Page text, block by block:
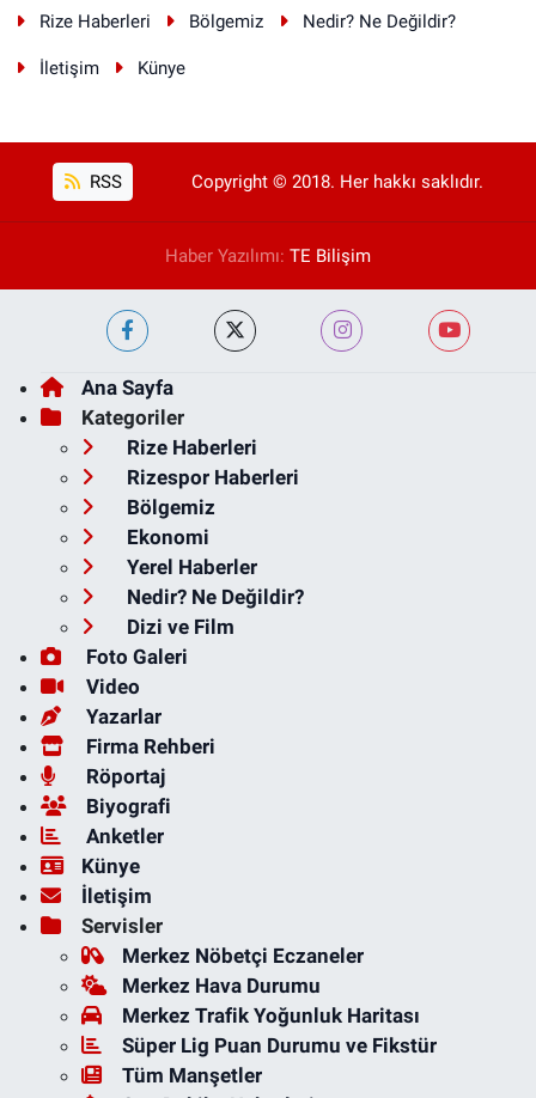
Rize Haberleri Bölgemiz Nedir? Ne Değildir?
İletişim Künye
RSS Copyright © 2018. Her hakkı saklıdır.
Haber Yazılımı: TE Bilişim
Ana Sayfa
Kategoriler
Rize Haberleri
Rizespor Haberleri
Bölgemiz
Ekonomi
Yerel Haberler
Nedir? Ne Değildir?
Dizi ve Film
Foto Galeri
Video
Yazarlar
Firma Rehberi
Röportaj
Biyografi
Anketler
Künye
İletişim
Servisler
Merkez Nöbetçi Eczaneler
Merkez Hava Durumu
Merkez Trafik Yoğunluk Haritası
Süper Lig Puan Durumu ve Fikstür
Tüm Manşetler